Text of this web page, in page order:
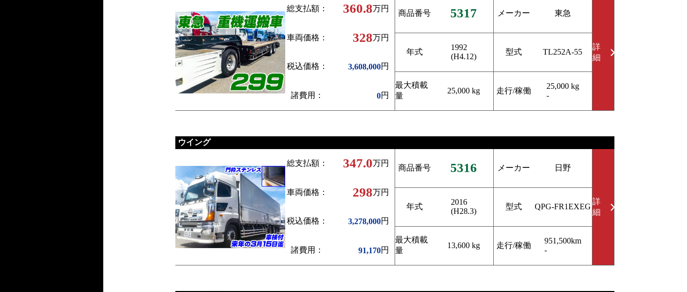
総支払額： 360.8万円
車両価格： 328万円
税込価格： 3,608,000円
諸費用： 0円
商品番号 5317 メーカー 東急
年式
1992
(H4.12)
型式 TL252A-55
最大積載
量
25,000 kg 走行/稼働
25,000 kg
-
詳
細
ウイング
総支払額： 347.0万円
車両価格： 298万円
税込価格： 3,278,000円
諸費用： 91,170円
商品番号 5316 メーカー 日野
年式
2016
(H28.3)
型式 QPG-FR1EXEG
最大積載
量
13,600 kg 走行/稼働
951,500km
-
詳
細